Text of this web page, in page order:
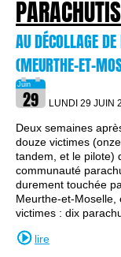
AU DÉCOLLAGE
(MEURTHE-ET-
LUNDI 29 JUIN
Deux semaines
douze victimes
tandem, et le pilote)
communauté
durement touchée
Meurthe-et-Moselle,
victimes : dix
lire